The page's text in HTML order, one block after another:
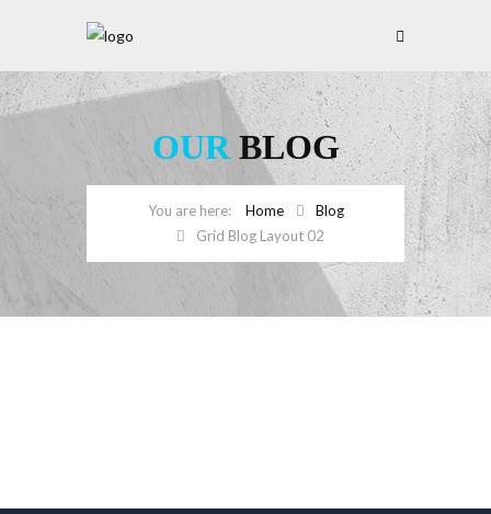
OURBLOG
Home
Blog
Grid Blog Layout 02